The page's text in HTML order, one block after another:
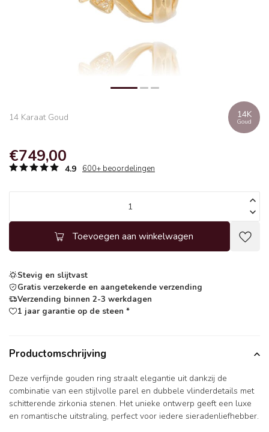
14 Karaat Goud 14K
Goud
€749,00
4.9 600+ beoordelingen
Toevoegen aan winkelwagen
Stevig en slijtvast
Gratis verzekerde en aangetekende verzending
Verzending binnen 2-3 werkdagen
1 jaar garantie op de steen *
Productomschrijving
Deze verfijnde gouden ring straalt elegantie uit dankzij de
combinatie van een stijlvolle parel en dubbele vlinderdetails met
schitterende zirkonia stenen. Het unieke ontwerp geeft een luxe
en romantische uitstraling, perfect voor iedere sieradenliefhebber.